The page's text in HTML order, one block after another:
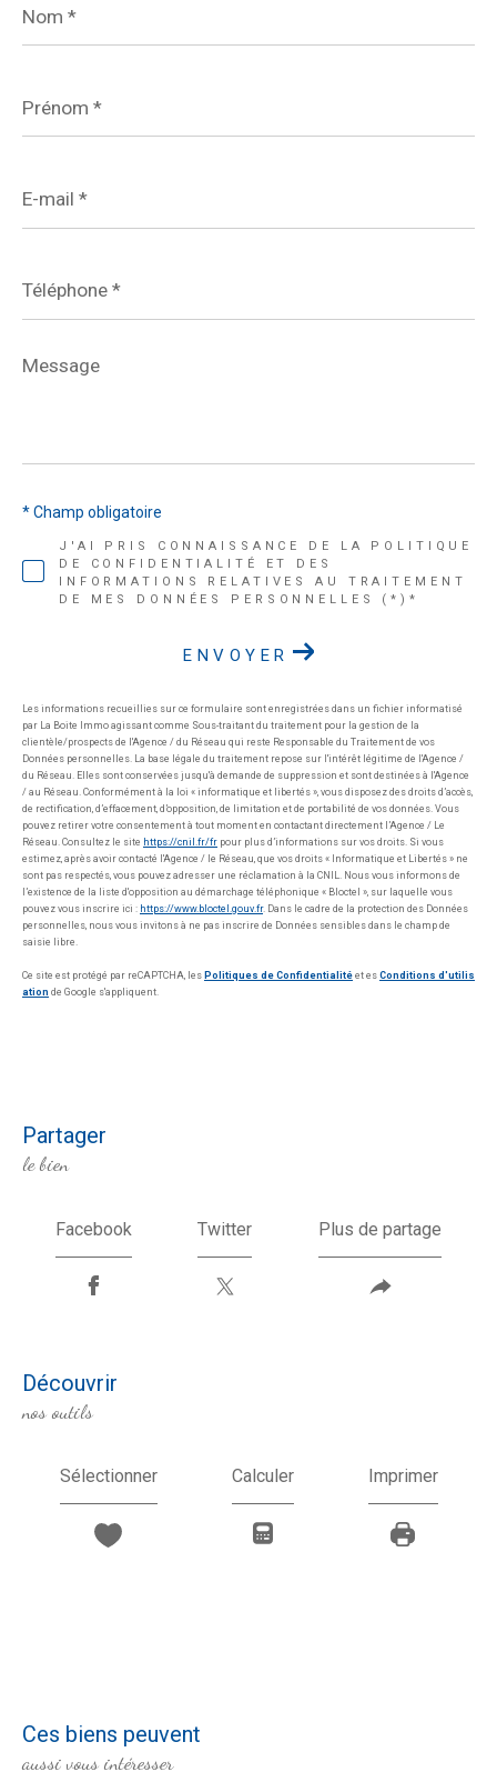
*
*
mail
*
*
Message
*
J'AI PRIS CONNAISSANCE DE LA POLITIQUE
DE CONFIDENTIALITÉ ET DES
INFORMATIONS RELATIVES AU TRAITEMENT
DE MES DONNÉES PERSONNELLES (*)*
* Champ obligatoire
ENVOYER
Les informations recueillies sur ce formulaire sont enregistrées dans un fichier informatisé
par La Boite Immo agissant comme Sous-traitant du traitement pour la gestion de la
clientèle/prospects de l'Agence / du Réseau qui reste Responsable du Traitement de vos
Données personnelles. La base légale du traitement repose sur l'intérêt légitime de l'Agence /
du Réseau. Elles sont conservées jusqu'à demande de suppression et sont destinées à l'Agence
/ au Réseau. Conformément à la loi « informatique et libertés », vous disposez des droits d’accès,
de rectification, d’effacement, d’opposition, de limitation et de portabilité de vos données. Vous
pouvez retirer votre consentement à tout moment en contactant directement l’Agence / Le
Réseau. Consultez le site https://cnil.fr/fr pour plus d’informations sur vos droits. Si vous
estimez, après avoir contacté l'Agence / le Réseau, que vos droits « Informatique et Libertés » ne
sont pas respectés, vous pouvez adresser une réclamation à la CNIL. Nous vous informons de
l’existence de la liste d'opposition au démarchage téléphonique « Bloctel », sur laquelle vous
pouvez vous inscrire ici : https://www.bloctel.gouv.fr. Dans le cadre de la protection des Données
personnelles, nous vous invitons à ne pas inscrire de Données sensibles dans le champ de
saisie libre.
Ce site est protégé par reCAPTCHA, les Politiques de Confidentialité et es Conditions d'utilis
ation de Google s'appliquent.
partager
le bien
Facebook Twitter Plus de partage
découvrir
nos outils
Sélectionner Calculer Imprimer
Ces biens peuvent
aussi vous intéresser